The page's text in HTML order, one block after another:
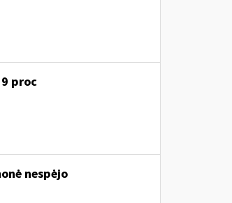
proc
nespėjo